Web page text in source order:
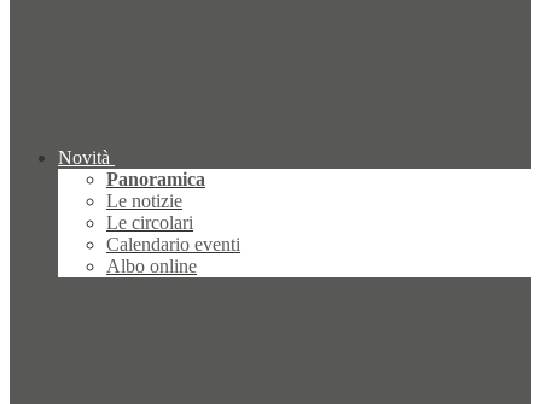
Novità
Panoramica
Le notizie
Le circolari
Calendario eventi
Albo online